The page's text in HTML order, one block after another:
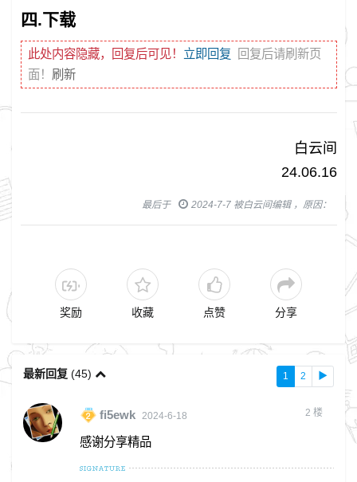
四.下载
此处内容隐藏，回复后可见！ 立即回复
回复后请刷新页
面！ 刷新
白云间
24.06.16
最后于 2024-7-7 被白云间编辑 ，原因：
奖励 收藏 点赞 分享
最新回复 (45) 1 2 ▶
fi5ewk 2024-6-18 2 楼
感谢分享精品